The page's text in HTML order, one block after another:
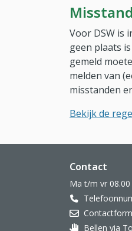
Voor DSW is
geen plaats
gemeld
melden van
misstanden
Bekijk de
Contact
Ma t/m vr
Bellen via